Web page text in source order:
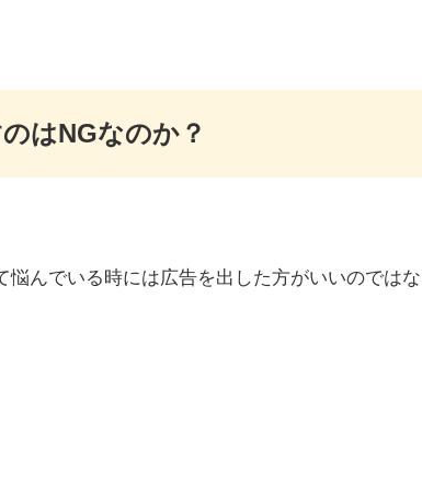
はNGなのか？
んでいる時には広告を出した方がいいのではな